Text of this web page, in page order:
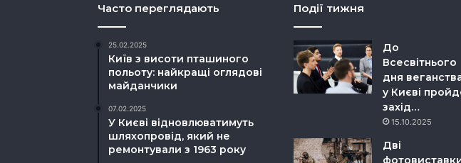
Часто переглядають
25.02.2025
Київ з висоти пташиного
польоту: найкращі оглядові
майданчики
07.02.2025
У Києві відновлюватимуть
шляхопровід, який не
ремонтували з 1963 року
Події тижня
До
Всесвітнього
дня
у Києві
захід…
15.10.2025
Дві